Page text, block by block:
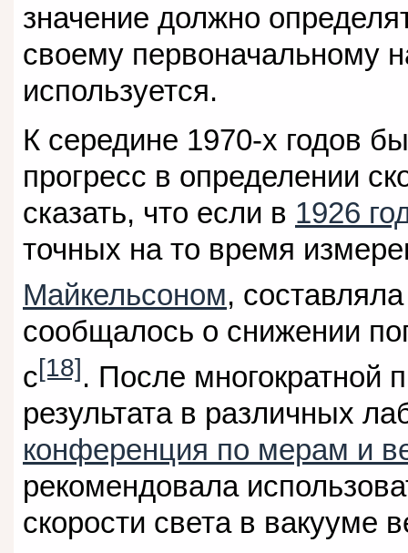
значение должно
своему первоначальному
используется.
К середине 1970-х годов
прогресс в определении
сказать, что если в 1926
точных на то время
Майкельсоном,
сообщалось о снижении
с[18]. После многократной
результата в различных
конференция по мерам и
рекомендовала
скорости света в вакууме